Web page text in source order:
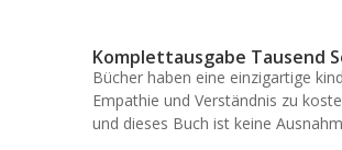
Komplettausgabe Tausend
Bücher haben eine einzigartige
Empathie und Verständnis zu
und dieses Buch ist keine